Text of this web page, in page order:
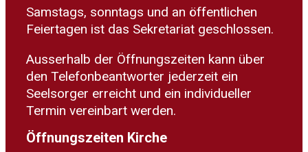
Samstags, sonntags und an öffentlichen
Feiertagen ist das Sekretariat geschlossen.
Ausserhalb der Öffnungszeiten kann über
den Telefonbeantworter jederzeit ein
Seelsorger erreicht und ein individueller
Termin vereinbart werden.
Öffnungszeiten Kirche